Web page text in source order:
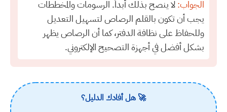
الجواب:لا ينصح بذلك أبداً. الرسومات والمخططات
يجب أن تكون بالقلم الرصاص لتسهيل التعديل
وللحفاظ على نظافة الدفتر، كما أن الرصاص يظهر
بشكل أفضل في أجهزة التصحيح الإلكتروني.
🚀 هل أفادك الدليل؟